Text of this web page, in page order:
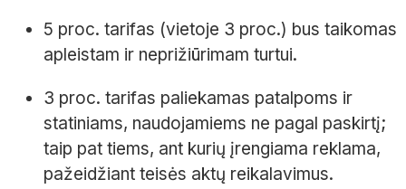
5 proc. tarifas (vietoje 3 proc.) bus taikomas
apleistam ir neprižiūrimam turtui.
3 proc. tarifas paliekamas patalpoms ir
statiniams, naudojamiems ne pagal paskirtį;
taip pat tiems, ant kurių įrengiama reklama,
pažeidžiant teisės aktų reikalavimus.